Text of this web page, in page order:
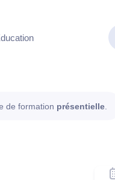
de formation présentielle